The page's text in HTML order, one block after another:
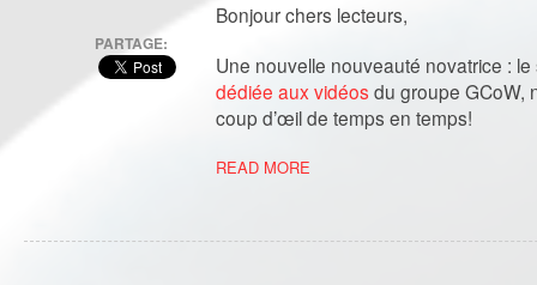
PARTAGE:
Bonjour chers lecteurs,
Une nouvelle nouveauté novatrice : le
dédiée aux vidéos du groupe GCoW,
coup d’œil de temps en temps!
READ MORE